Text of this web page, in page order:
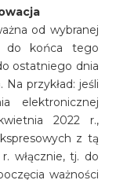
od wybranej
do końca tego
ostatniego dnia
przykład: jeśli
elektronicznej
2022 r.,
z tą
włącznie, tj. do
ważności